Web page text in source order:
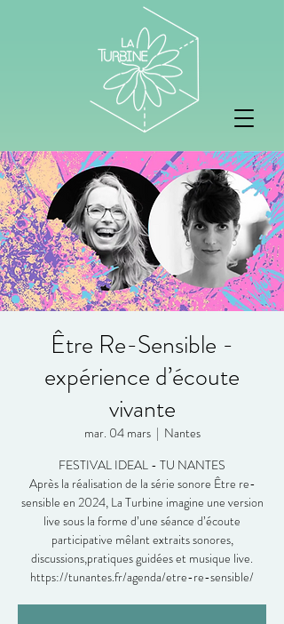
Être Re-Sensible -
expérience d’écoute
vivante
mar. 04 mars
  |
Nantes
FESTIVAL IDEAL - TU NANTES
Après la réalisation de la série sonore Être re-
sensible en 2024, La Turbine imagine une version
live sous la forme d’une séance d’écoute
participative mêlant extraits sonores,
discussions,pratiques guidées et musique live.
https://tunantes.fr/agenda/etre-re-sensible/